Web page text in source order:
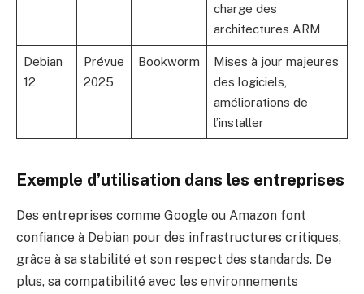
charge des
architectures ARM
Debian
12
Prévue
2025
Bookworm
Mises à jour majeures
des logiciels,
améliorations de
l’installer
Exemple d’utilisation dans les entreprises
Des entreprises comme Google ou Amazon font
confiance à Debian pour des infrastructures critiques,
grâce à sa stabilité et son respect des standards. De
plus, sa compatibilité avec les environnements